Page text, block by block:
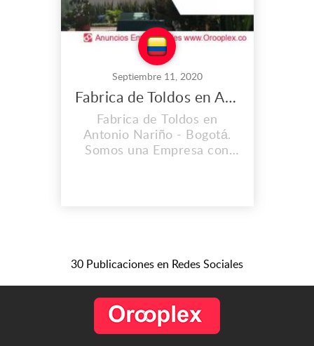
Septiembre 11, 2020
Fabrica de Toldos en Antonio Nariño
Fabrica de Toldos en
Antonio Nariño - Bogotá.
Somos una Empresa con
3103451726 Correo:
30 Publicaciones en Redes Sociales